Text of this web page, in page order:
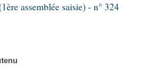
assemblée saisie) - n° 324